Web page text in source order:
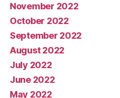
November 2022
October 2022
September 2022
August 2022
July 2022
June 2022
May 2022